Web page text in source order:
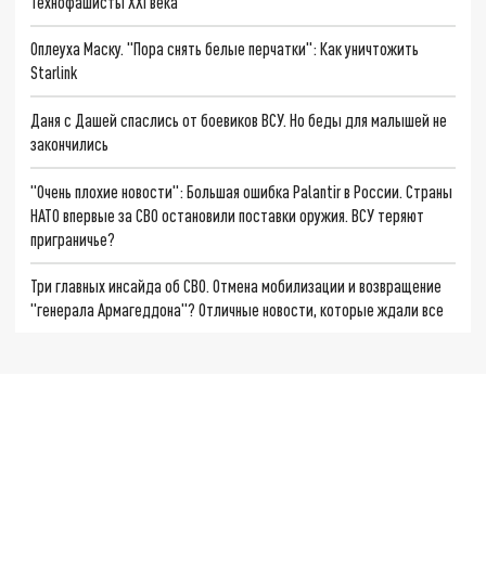
Оплеуха Маску. "Пора снять белые перчатки": Как уничтожить
Starlink
Даня с Дашей спаслись от боевиков ВСУ. Но беды для малышей не
закончились
"Очень плохие новости": Большая ошибка Palantir в России. Страны
НАТО впервые за СВО остановили поставки оружия. ВСУ теряют
приграничье?
Три главных инсайда об СВО. Отмена мобилизации и возвращение
"генерала Армагеддона"? Отличные новости, которые ждали все